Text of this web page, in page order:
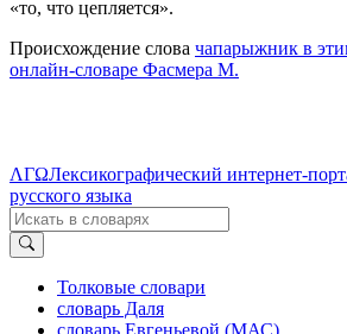
«то, что цепляется».
Происхождение слова чапарыжник в
онлайн-словаре Фасмера М.
ΛΓΩЛексикографический интернет-
русского языка
Толковые словари
словарь Даля
словарь Евгеньевой (МАС)